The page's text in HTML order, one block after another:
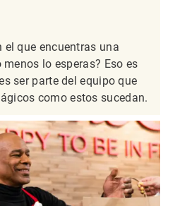
el que encuentras una
lo esperas? Eso es
ser parte del equipo que
como estos sucedan.